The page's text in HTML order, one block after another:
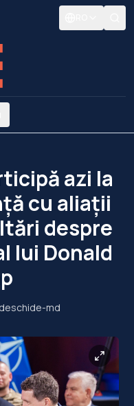
azi la
cu aliații
despre
lui Donald
deschide-md